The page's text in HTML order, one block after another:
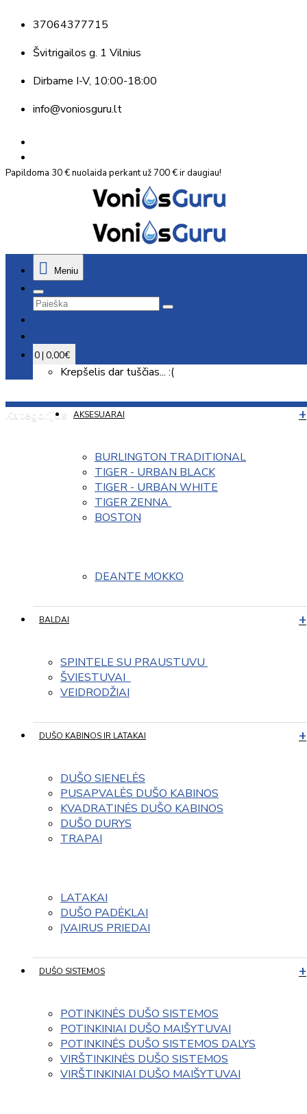
37064377715
Švitrigailos g. 1 Vilnius
Dirbame I-V, 10:00-18:00
info@voniosguru.lt
Papildoma 30 € nuolaida perkant už 700 € ir daugiau!
Meniu
0 | 0,00€
Krepšelis dar tuščias... :(
Kategorijos AKSESUARAI
BURLINGTON TRADITIONAL
TIGER - URBAN BLACK
TIGER - URBAN WHITE
TIGER ZENNA
BOSTON
DEANTE MOKKO
BALDAI
SPINTELE SU PRAUSTUVU
ŠVIESTUVAI
VEIDRODŽIAI
DUŠO KABINOS IR LATAKAI
DUŠO SIENELĖS
PUSAPVALĖS DUŠO KABINOS
KVADRATINĖS DUŠO KABINOS
DUŠO DURYS
TRAPAI
LATAKAI
DUŠO PADĖKLAI
ĮVAIRUS PRIEDAI
DUŠO SISTEMOS
POTINKINĖS DUŠO SISTEMOS
POTINKINIAI DUŠO MAIŠYTUVAI
POTINKINĖS DUŠO SISTEMOS DALYS
VIRŠTINKINĖS DUŠO SISTEMOS
VIRŠTINKINIAI DUŠO MAIŠYTUVAI